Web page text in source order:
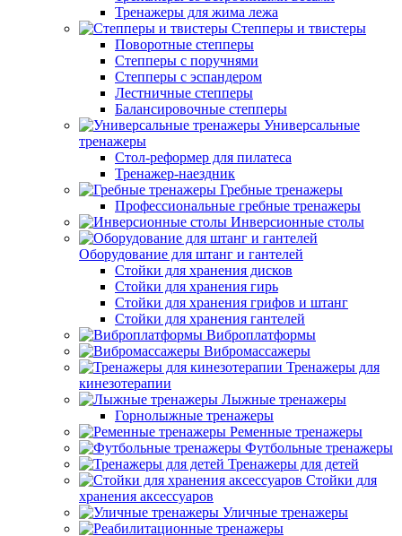
Тренажеры для жима лежа
Степперы и твистеры
Поворотные степперы
Степперы с поручнями
Степперы с эспандером
Лестничные степперы
Балансировочные степперы
Универсальные
тренажеры
Стол-реформер для пилатеса
Тренажер-наездник
Гребные тренажеры
Профессиональные гребные тренажеры
Инверсионные столы
Оборудование для штанг и гантелей
Стойки для хранения дисков
Стойки для хранения гирь
Стойки для хранения грифов и штанг
Стойки для хранения гантелей
Виброплатформы
Вибромассажеры
Тренажеры для
кинезотерапии
Лыжные тренажеры
Горнолыжные тренажеры
Ременные тренажеры
Футбольные тренажеры
Тренажеры для детей
Стойки для
хранения аксессуаров
Уличные тренажеры